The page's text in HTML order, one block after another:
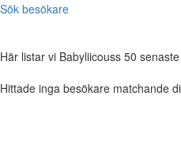
Sök besökare
Här listar vi Babyliicouss 50
Hittade inga besökare matchande